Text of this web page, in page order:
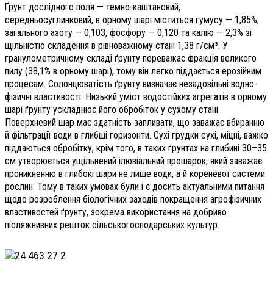
Ґрунт дослідного поля — темно-каштановий,
середньосуглинковий, в орному шарі міститься гумусу — 1,85%,
загального азоту — 0,103, фосфору — 0,120 та калію — 2,3% зі
щільністю складення в рівноважному стані 1,38 г/см³. У
гранулометричному складі ґрунту переважає фракція великого
пилу (38,1% в орному шарі), тому він легко піддається ерозійним
процесам. Солонцюватість ґрунту визначає незадовільні водно-
фізичні властивості. Низький уміст водостійких агрегатів в орному
шарі ґрунту ускладнює його обробіток у сухому стані.
Поверхневий шар має здатність запливати, що заважає вбиранню
й фільтрації води в глибші горизонти. Сухі грудки сухі, міцні, важко
піддаються обробітку, крім того, в таких ґрунтах на глибині 30–35
см утворюється ущільнений ілювіальний прошарок, який заважає
проникненню в глибокі шари не лише води, а й кореневої системи
рослин. Тому в таких умовах були і є досить актуальними питання
щодо розроблення біологічних заходів покращення агрофізичних
властивостей ґрунту, зокрема використання на добриво
післяжнивних решток сільськогосподарських культур.